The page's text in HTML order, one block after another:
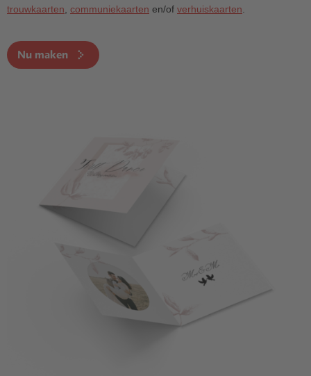
trouwkaarten communiekaarten en/of verhuiskaarten
Nu maken